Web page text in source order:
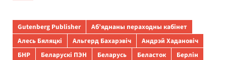
Gutenberg Publisher
Аб’яднаны пераходны кабінет
Алесь Бяляцкі
Альгерд Бахарэвіч
Андрэй Хадановіч
БНР
Беларускі ПЭН Беларусь Беласток
Берлін